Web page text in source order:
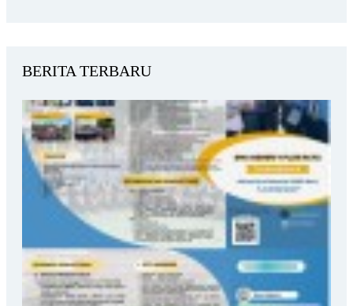
BERITA TERBARU